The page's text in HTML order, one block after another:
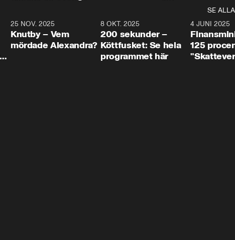
SE ALLA
31:05
25 NOV. 2025
Knutby – Vem
mördade Alexandra?
4:29
8 OKT. 2025
200 sekunder –
Köttfusket: Se hela
programmet här
4 JUNI 2025
125